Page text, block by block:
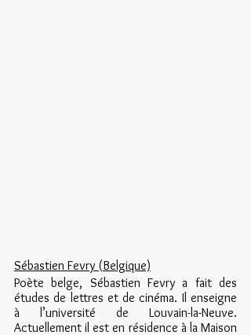
Sébastien Fevry (Belgique)
Poète belge, Sébastien Fevry a fait des
études de lettres et de cinéma. Il enseigne
à l’université de Louvain-la-Neuve.
Actuellement il est en résidence à la Maison